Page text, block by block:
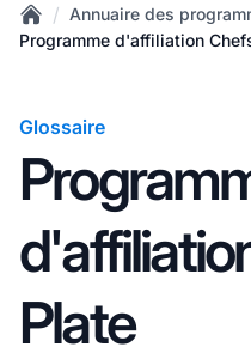
Home
/ Annuaire des
Programme d'affiliation
Glossaire
Plate